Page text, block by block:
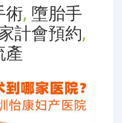
術, 墮胎手
計會預約,
產